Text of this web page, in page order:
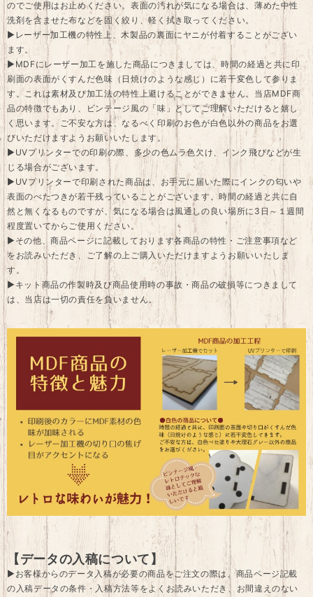
のでご使用はお止めください。表面の汚れが気になる場合は、薄めた中性
洗剤を含ませた布などを固く絞り、軽く拭き取ってください。
▶レーザー加工機の特性上、木製品の裏面にヤニが付着することがござい
ます。
▶MDFにレーザー加工を施した商品につきましては、時間の経過と共に印
刷面の表面がくすんだ色味（日焼けのような感じ）に若干変色して参りま
す。これは素材及び加工法の特性上避けることができません。当店MDF商
品の特徴でもあり、ビンテージ風の「味」としてご理解いただけると嬉し
く思います。ご不安な方は、なるべく印刷のお色が白色以外の商品をお選
びいただけますようお願いいたします。
▶UVプリンターでの印刷の際、多少の色ムラ色欠け、インク飛びなどが生
じる場合がございます。
▶UVプリンターで印刷された商品は、お手元に届いた際にインクの匂いや
表面のべたつきが若干残っていることがございます。時間の経過と共に自
然と無くなるものですが、気になる場合は風通しの良い場所に3日～１週間
程度置いてからご使用ください。
▶その他、商品ページに記載しております各商品の特性・ご注意事項など
をお読みいただき、ご了解の上ご購入いただけますようお願いいたしま
す。
▶キット商品の作製時及び商品使用時の事故・商品の破損等につきまして
は、当店は一切の責任を負いません。
【データの入稿について】
▶お客様からのデータ入稿が必要の商品をご注文の際は、商品ページ記載
の入稿データの条件・入稿方法等をよくお読みいただき、お間違えのない